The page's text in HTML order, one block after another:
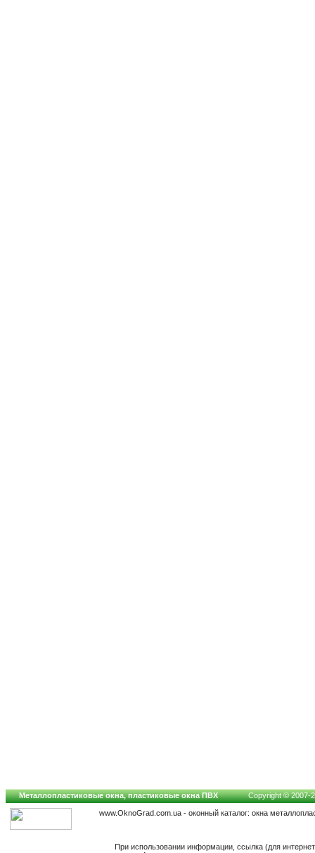
Металлопластиковые окна, пластиковые окна ПВХ Copyright © 2007-
www.OknoGrad.com.ua - оконный каталог: окна
При использовании информации, ссылка (для